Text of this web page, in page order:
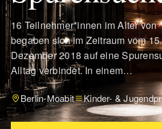
16 Teilnehmer*innen im Alter von
begaben sich im Zeitraum vom
Dezember 2018 auf eine
Alltag verbindet. In einem…
Berlin-Moabit Kinder- &